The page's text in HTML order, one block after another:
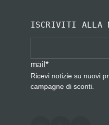
ISCRIVITI ALLA
mail *
Ricevi notizie su nuovi
campagne di sconti.